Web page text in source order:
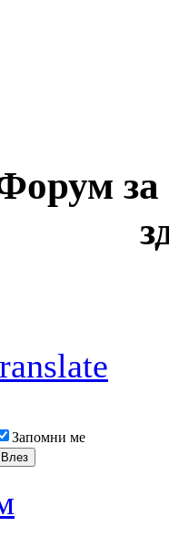
за
Запомни ме